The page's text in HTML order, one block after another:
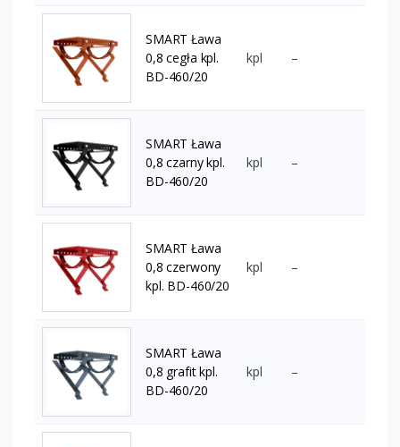
SMART Ława
0,8 cegła kpl.
BD-460/20
kpl –
SMART Ława
0,8 czarny kpl.
BD-460/20
kpl –
SMART Ława
0,8 czerwony
kpl. BD-460/20
kpl –
SMART Ława
0,8 grafit kpl.
BD-460/20
kpl –